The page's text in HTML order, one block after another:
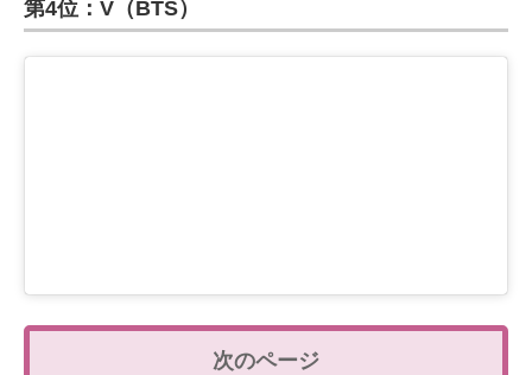
第4位：V（BTS）